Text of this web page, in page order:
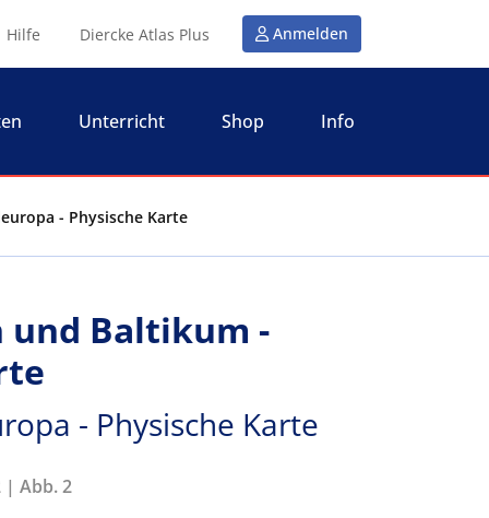
Hilfe Diercke Atlas Plus Anmelden
Unterricht Shop Info
- Physische Karte
und Baltikum -
- Physische Karte
| Abb. 2